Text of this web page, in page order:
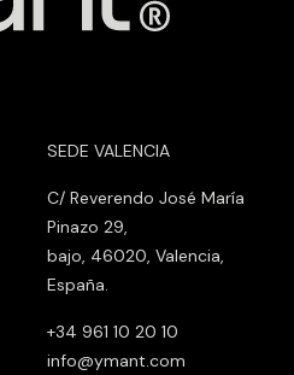
SEDE VALENCIA
C/ Reverendo José María
Pinazo 29,
bajo, 46020, Valencia,
España.
+34 961 10 20 10
info@ymant.com